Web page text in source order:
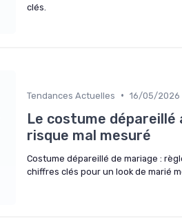
clés.
Tendances Actuelles • 16/05/2026
Le costume dépareillé
risque mal mesuré
Costume dépareillé de mariage :
chiffres clés pour un look de marié